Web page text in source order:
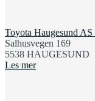
Toyota Haugesund AS
Salhusvegen 169
5538 HAUGESUND
Les mer